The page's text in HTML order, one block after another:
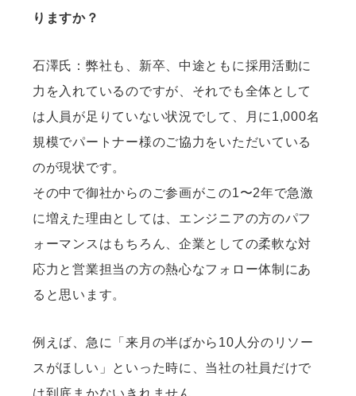
りますか？
石澤氏：弊社も、新卒、中途ともに採用活動に
力を入れているのですが、それでも全体として
は人員が足りていない状況でして、月に1,000名
規模でパートナー様のご協力をいただいている
のが現状です。
その中で御社からのご参画がこの1〜2年で急激
に増えた理由としては、エンジニアの方のパフ
ォーマンスはもちろん、企業としての柔軟な対
応力と営業担当の方の熱心なフォロー体制にあ
ると思います。
例えば、急に「来月の半ばから10人分のリソー
スがほしい」といった時に、当社の社員だけで
は到底まかないきれません。